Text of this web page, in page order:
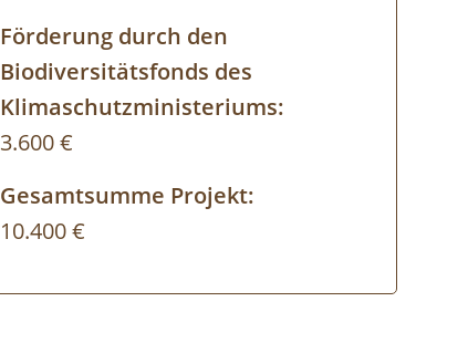
Förderung durch den
Biodiversitätsfonds des
Klimaschutzministeriums:
3.600 €
Gesamtsumme Projekt:
10.400 €